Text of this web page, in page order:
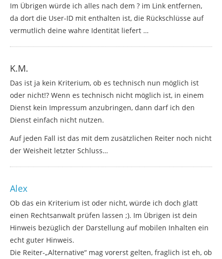
Im Übrigen würde ich alles nach dem ? im Link entfernen,
da dort die User-ID mit enthalten ist, die Rückschlüsse auf
vermutlich deine wahre Identität liefert …
K.M.
Das ist ja kein Kriterium, ob es technisch nun möglich ist
oder nicht!? Wenn es technisch nicht möglich ist, in einem
Dienst kein Impressum anzubringen, dann darf ich den
Dienst einfach nicht nutzen.
Auf jeden Fall ist das mit dem zusätzlichen Reiter noch nicht
der Weisheit letzter Schluss…
Alex
Ob das ein Kriterium ist oder nicht, würde ich doch glatt
einen Rechtsanwalt prüfen lassen ;). Im Übrigen ist dein
Hinweis bezüglich der Darstellung auf mobilen Inhalten ein
echt guter Hinweis.
Die Reiter-„Alternative“ mag vorerst gelten, fraglich ist eh, ob